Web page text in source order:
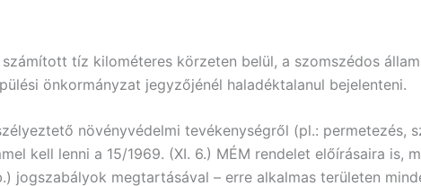
tíz kilométeres körzeten belül, a szomszédos
önkormányzat jegyzőjénél haladéktalanul bejelenteni.
növényvédelmi tevékenységről (pl.: permetezés,
kell lenni a 15/1969. (XI. 6.) MÉM rendelet előírásaira is,
jogszabályok megtartásával – erre alkalmas területen